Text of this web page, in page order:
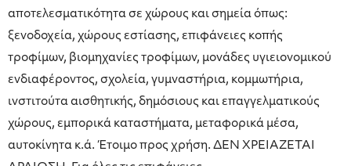
αποτελεσματικότητα σε χώρους και σημεία όπως:
ξενοδοχεία, χώρους εστίασης, επιφάνειες κοπής
τροφίμων, βιομηχανίες τροφίμων, μονάδες υγιειονομικού
ενδιαφέροντος, σχολεία, γυμναστήρια, κομμωτήρια,
ινστιτούτα αισθητικής, δημόσιους και επαγγελματικούς
χώρους, εμπορικά καταστήματα, μεταφορικά μέσα,
αυτοκίνητα κ.ά. Έτοιμο προς χρήση. ΔΕΝ ΧΡΕΙΑΖΕΤΑΙ